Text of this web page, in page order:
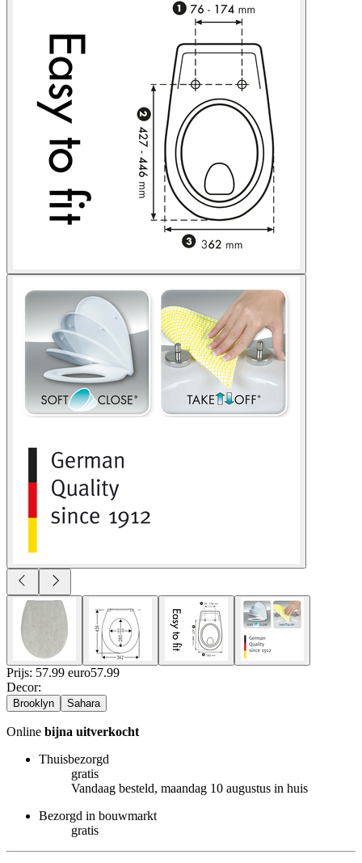
Prijs: 57.99 euro57.99
Decor:
Brooklyn Sahara
Online bijna uitverkocht
Thuisbezorgd
gratis
Vandaag besteld, maandag 10 augustus in huis
Bezorgd in bouwmarkt
gratis